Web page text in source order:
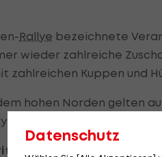
Rallye bezeichnete
wieder zahlreiche
zahlreichen Kuppen und
hohen Norden gelten
als Favoriten.
Datenschutz